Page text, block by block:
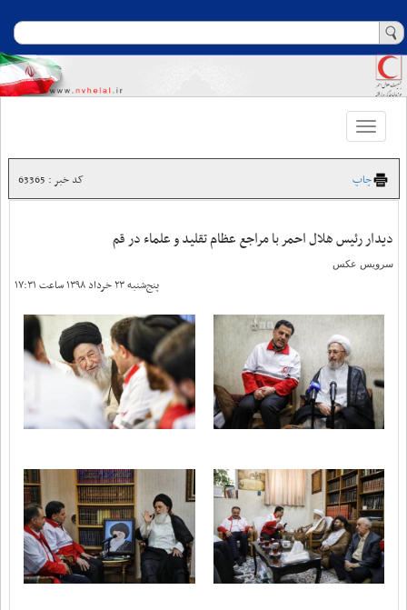
Toggle
navigation
چاپ کد خبر : 63365
دیدار رئیس هلال احمر با مراجع عظام تقلید و علماء در قم
سرویس عکس
پنج‌شنبه ۲۳ خرداد ۱۳۹۸ ساعت ۱۷:۳۱